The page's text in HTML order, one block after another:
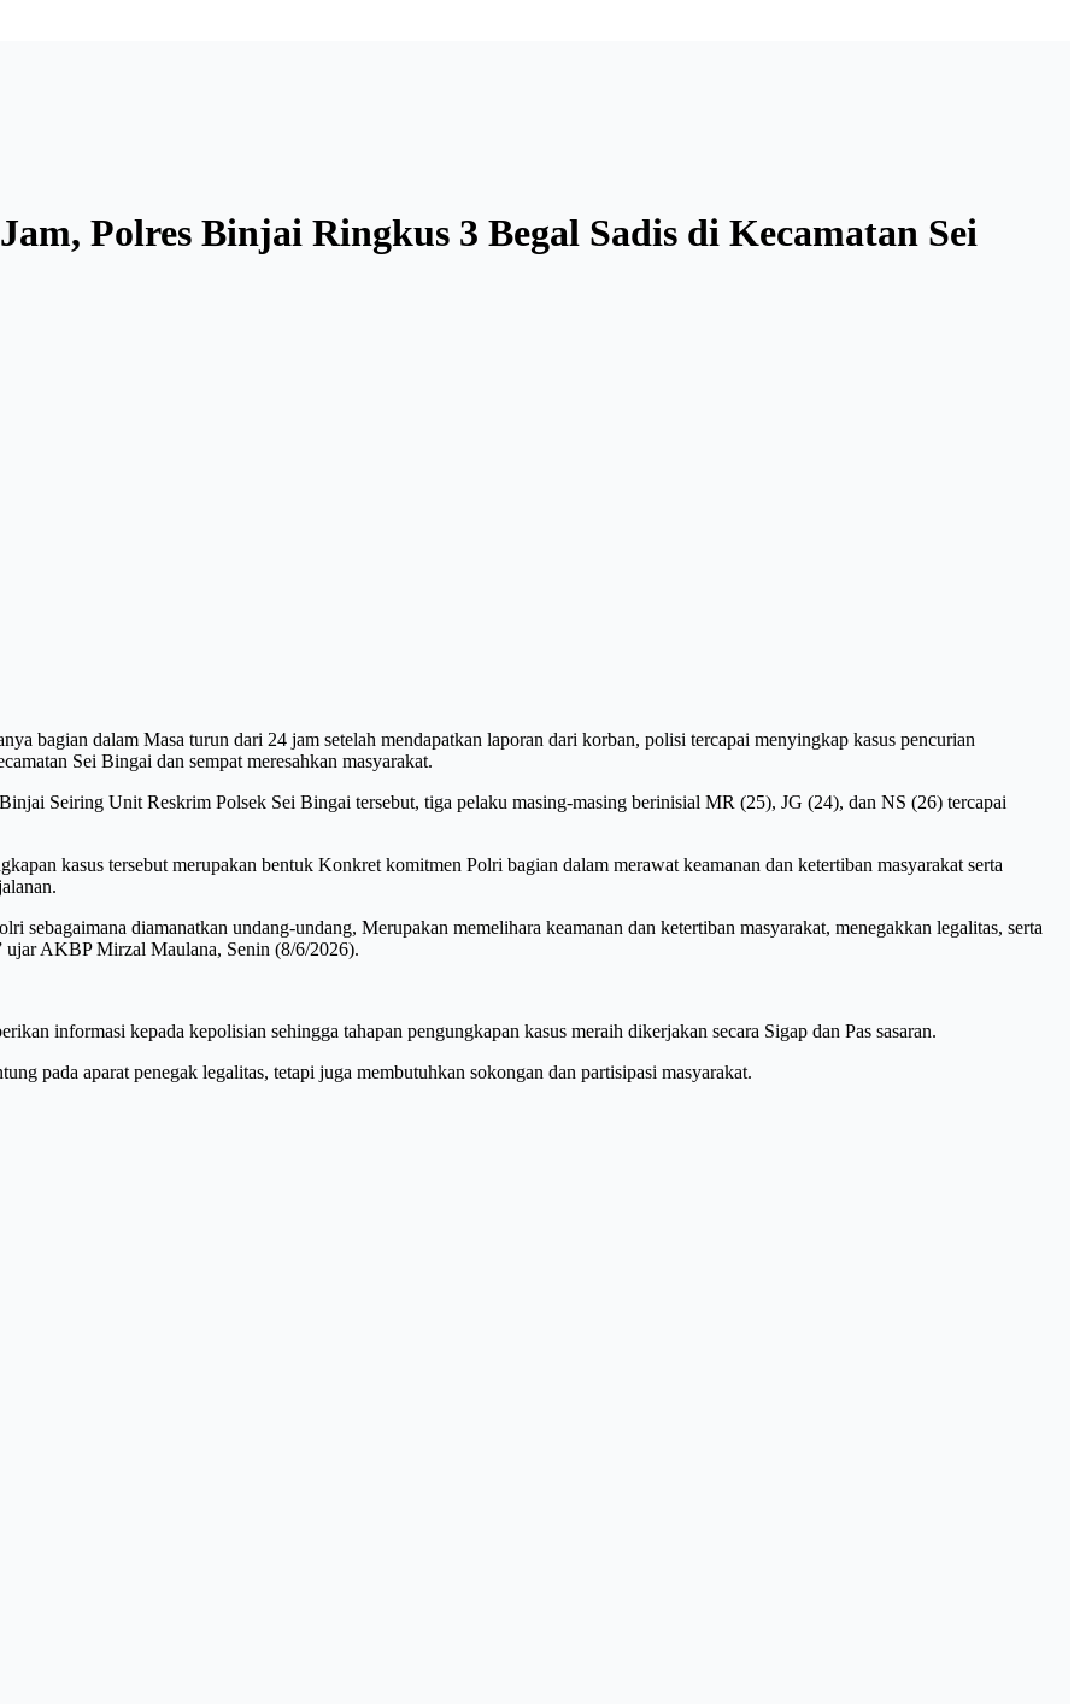
Polres Binjai Ringkus 3 Begal Sadis di Kecamatan Sei
bagian dalam Masa turun dari 24 jam setelah mendapatkan laporan dari korban, polisi tercapai menyingkap kasus pencurian
Sei Bingai dan sempat meresahkan masyarakat.
Seiring Unit Reskrim Polsek Sei Bingai tersebut, tiga pelaku masing-masing berinisial MR (25), JG (24), dan NS (26) tercapai
kasus tersebut merupakan bentuk Konkret komitmen Polri bagian dalam merawat keamanan dan ketertiban masyarakat serta
sebagaimana diamanatkan undang-undang, Merupakan memelihara keamanan dan ketertiban masyarakat, menegakkan legalitas, serta
ujar AKBP Mirzal Maulana, Senin (8/6/2026).
informasi kepada kepolisian sehingga tahapan pengungkapan kasus meraih dikerjakan secara Sigap dan Pas sasaran.
pada aparat penegak legalitas, tetapi juga membutuhkan sokongan dan partisipasi masyarakat.